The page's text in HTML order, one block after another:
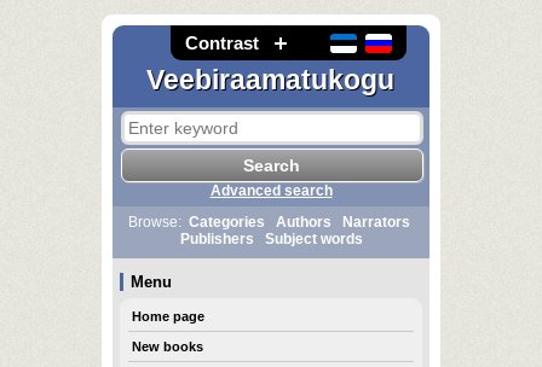
Contrast
Veebiraamatukogu
Advanced search
Browse: Categories Authors
Narrators
Publishers
Subject words
Menu
Home page
New books